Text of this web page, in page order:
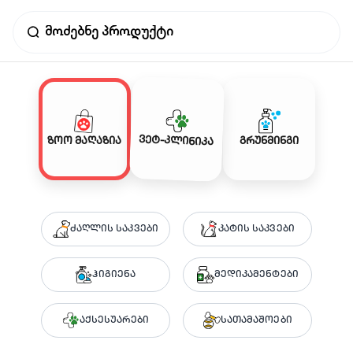
ზოო მაღაზია ვეტ-კლინიკა გრუნმინგი
ძაღლის საკვები კატის საკვები
ჰიგიენა მედიკამენტები
აქსესუარები სათამაშოები